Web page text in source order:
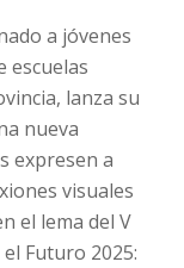
a jóvenes
escuelas
lanza su
nueva
expresen a
visuales
el lema del V
Futuro 2025: